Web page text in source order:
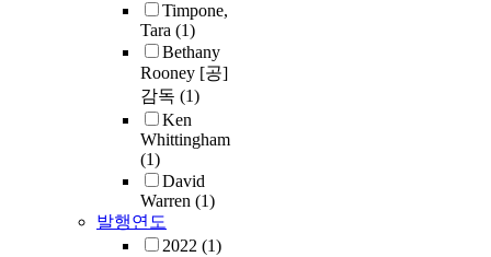
Timpone,
Tara (1)
Bethany
Rooney [공]
감독 (1)
Ken
Whittingham
(1)
David
Warren (1)
발행연도
2022 (1)